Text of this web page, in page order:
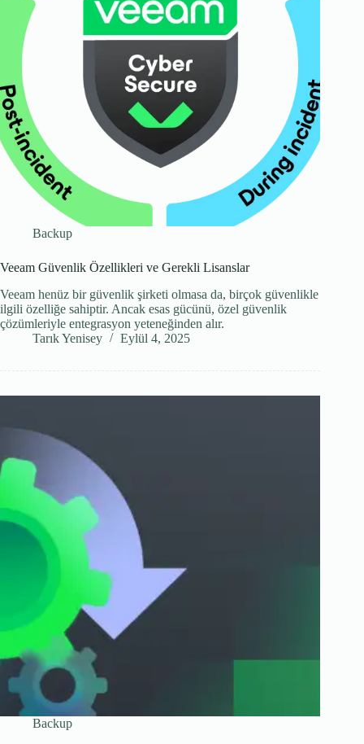
Backup
Veeam Güvenlik Özellikleri ve Gerekli Lisanslar
Veeam henüz bir güvenlik şirketi olmasa da, birçok güvenlikle
ilgili özelliğe sahiptir. Ancak esas gücünü, özel güvenlik
çözümleriyle entegrasyon yeteneğinden alır.
Tarık Yenisey
Eylül 4, 2025
Backup